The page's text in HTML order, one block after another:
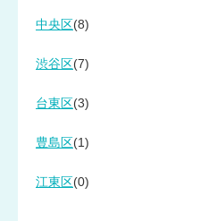
中央区 (8)
渋谷区 (7)
台東区 (3)
豊島区 (1)
江東区 (0)